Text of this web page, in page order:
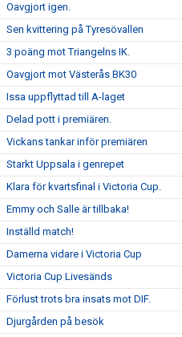
Oavgjort igen.
Sen kvittering på Tyresövallen
3 poäng mot Triangelns IK.
Oavgjort mot Västerås BK30
Issa uppflyttad till A-laget
Delad pott i premiären.
Vickans tankar inför premiären
Starkt Uppsala i genrepet
Klara för kvartsfinal i Victoria Cup.
Emmy och Salle är tillbaka!
Inställd match!
Damerna vidare i Victoria Cup
Victoria Cup Livesänds
Förlust trots bra insats mot DIF.
Djurgården på besök